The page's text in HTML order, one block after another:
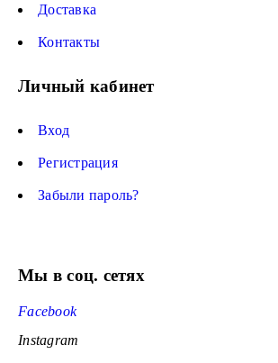
Доставка
Контакты
Личный кабинет
Вход
Регистрация
Забыли пароль?
Мы в соц. сетях
Facebook
Instagram